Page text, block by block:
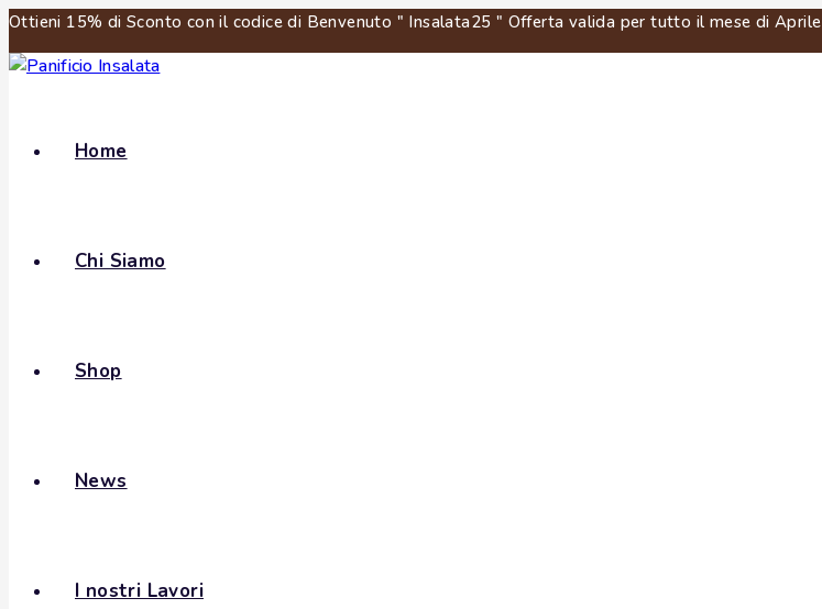
Ottieni 15% di Sconto con il codice di Benvenuto " Insalata25 " Offerta valida per tutto il mese di Aprile
Home
Chi Siamo
Shop
News
I nostri Lavori